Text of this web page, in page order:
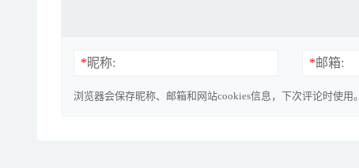
*昵称: *邮箱:
浏览器会保存昵称、邮箱和网站cookies信息，下次评论时使用。